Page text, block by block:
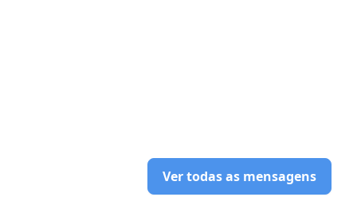
Ver todas as mensagens